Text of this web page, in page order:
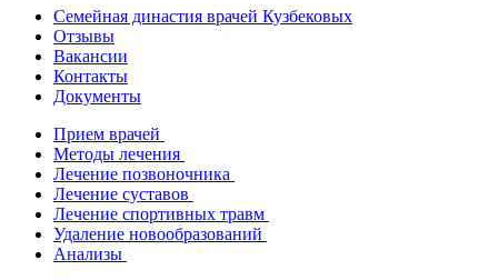
Семейная династия врачей Кузбековых
Отзывы
Вакансии
Контакты
Документы
Прием врачей
Методы лечения
Лечение позвоночника
Лечение суставов
Лечение спортивных травм
Удаление новообразований
Анализы